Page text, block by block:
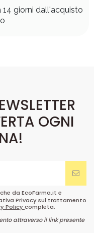
giorni dall'acquisto
OGNI
da EcoFarma.it e
Privacy sul trattamento
Policycompleta.
attraverso il link presente